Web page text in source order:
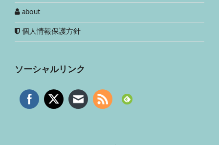
about
個人情報保護方針
ソーシャルリンク